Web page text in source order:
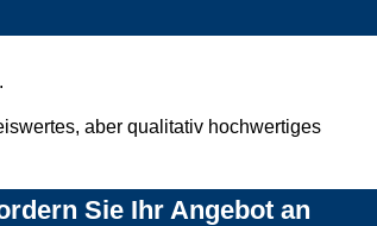
aber qualitativ hochwertiges
Sie Ihr Angebot an